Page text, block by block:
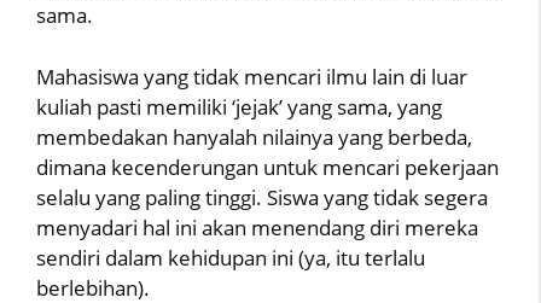
sama.
Mahasiswa yang tidak mencari ilmu lain di luar
kuliah pasti memiliki ‘jejak’ yang sama, yang
membedakan hanyalah nilainya yang berbeda,
dimana kecenderungan untuk mencari pekerjaan
selalu yang paling tinggi. Siswa yang tidak segera
menyadari hal ini akan menendang diri mereka
sendiri dalam kehidupan ini (ya, itu terlalu
berlebihan).